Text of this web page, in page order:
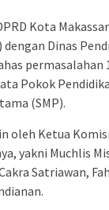
Kota
Dinas
permasalahan
Pokok
(SMP).
oleh Ketua
yakni Muchlis
Satriawan,